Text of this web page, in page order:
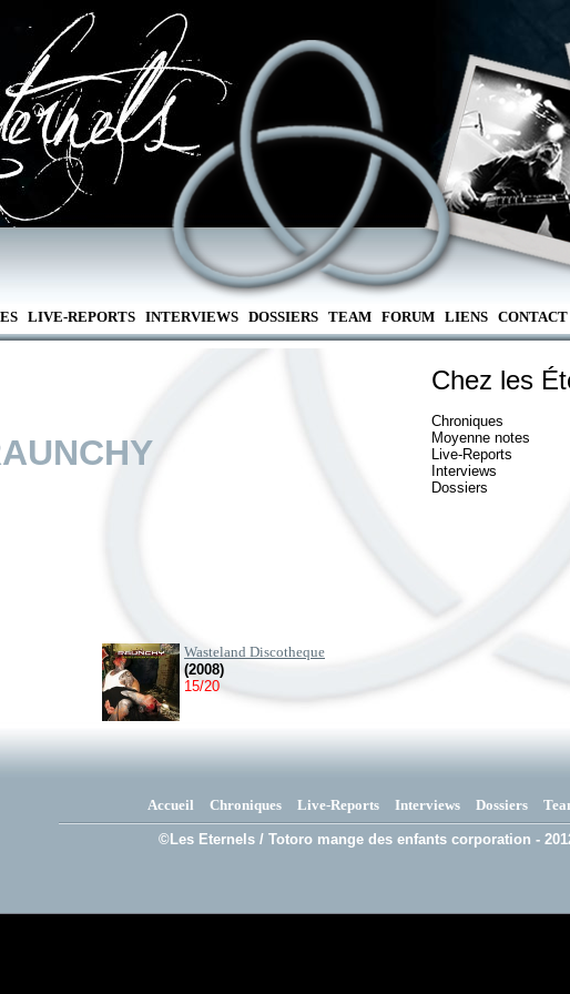
LIVE-REPORTS INTERVIEWS DOSSIERS TEAM FORUM LIENS CONTACT
Chez les
Chroniques
Moyenne notes
Live-Reports
Interviews
Dossiers
Wasteland Discotheque
(2008)
15/20
Accueil Chroniques Live-Reports Interviews Dossiers
©Les Eternels / Totoro mange des enfants corporation -